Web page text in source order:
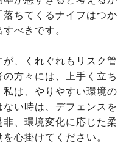
ちてくるナイフはつか
べきです。
、くれぐれもリスク管
方々には、上手く立ち
は、やりやすい環境の
い時は、デフェンスを
、環境変化に応じた柔
心掛けてください。